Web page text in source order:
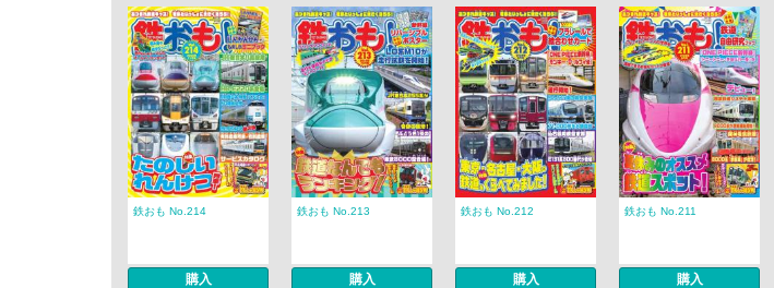
鉄おも No.214
購入
鉄おも No.213
購入
鉄おも No.212
購入
鉄おも No.211
購入